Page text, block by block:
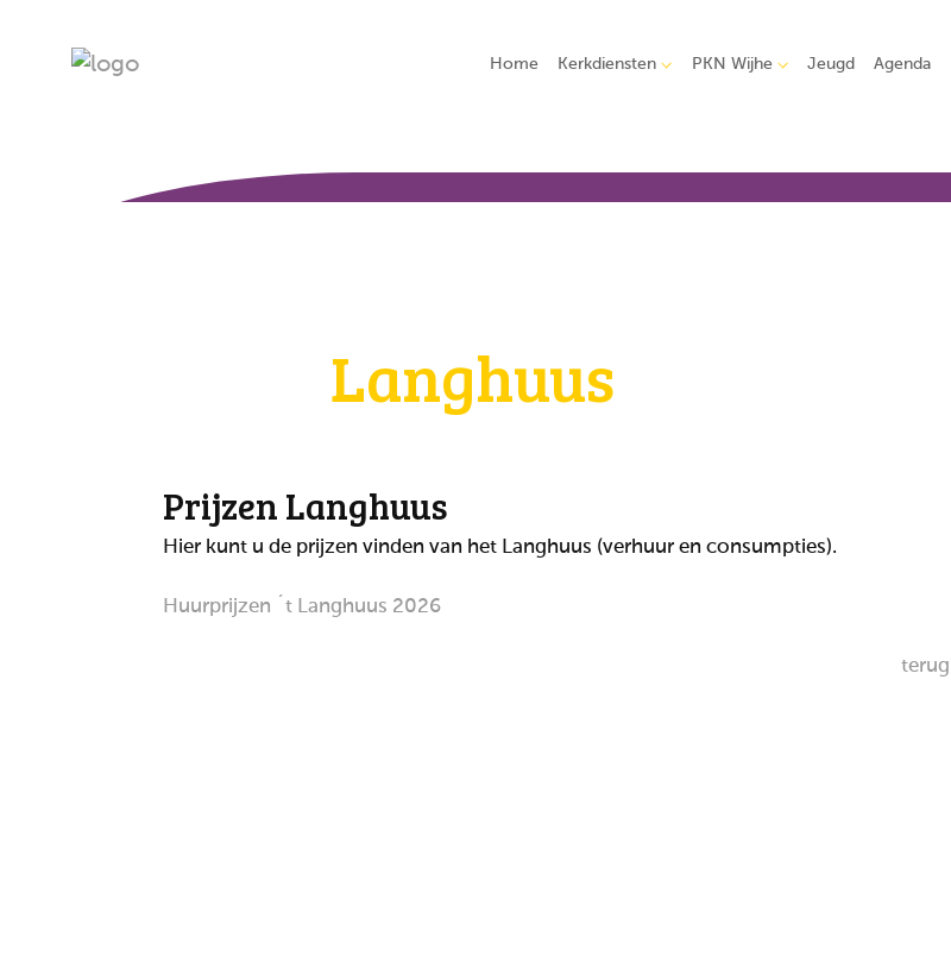
Home Kerkdiensten PKN Wijhe Jeugd Agenda
Langhuus
Prijzen Langhuus
Hier kunt u de prijzen vinden van het Langhuus (verhuur en consumpties).
Huurprijzen ´t Langhuus 2026
terug